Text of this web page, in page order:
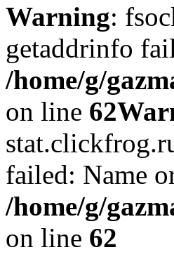
Warning:
getaddrinfo
/home/g/
on line 62
failed: Name
/home/g/
on line 62